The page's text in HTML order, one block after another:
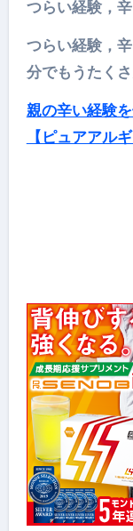
つらい経験，
つらい経験，
分でもうたくさ
親の辛い経験
【ピュアアル